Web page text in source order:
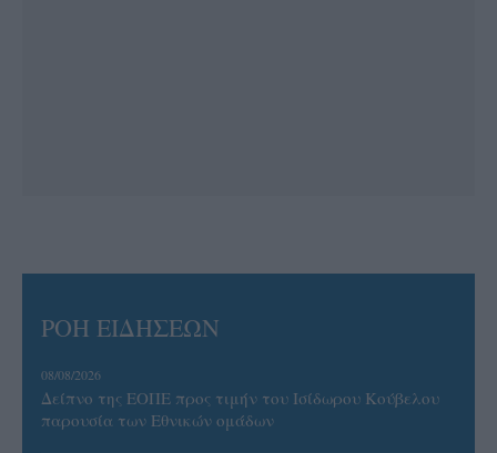
ΡΟΗ ΕΙΔΗΣΕΩΝ
08/08/2026
Δείπνο της ΕΟΠΕ προς τιμήν του Ισίδωρου Κούβελου
παρουσία των Εθνικών ομάδων